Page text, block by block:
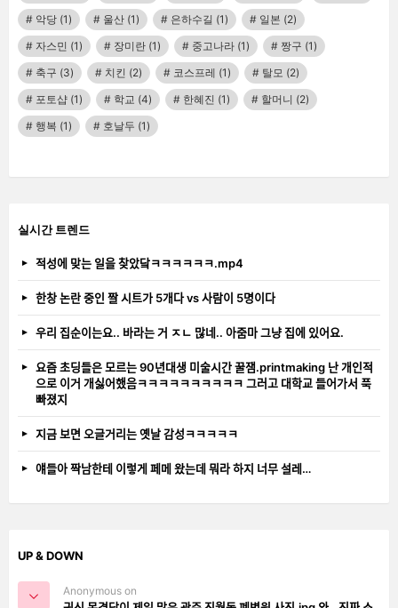
악당 (1) 울산 (1) 은하수길 (1) 일본 (2)
자스민 (1) 장미란 (1) 중고나라 (1) 짱구 (1)
축구 (3) 치킨 (2) 코스프레 (1) 탈모 (2)
포토샵 (1) 학교 (4) 한혜진 (1) 할머니 (2)
행복 (1) 호날두 (1)
실시간 트렌드
적성에 맞는 일을 찾았닼ㅋㅋㅋㅋㅋㅋ.mp4
한창 논란 중인 짤 시트가 5개다 vs 사람이 5명이다
우리 집순이는요.. 바라는 거 ㅈㄴ 많네.. 아줌마 그냥 집에 있어요.
요즘 초딩들은 모르는 90년대생 미술시간 꿀잼.printmaking 난 개인적
으로 이거 개싫어했음ㅋㅋㅋㅋㅋㅋㅋㅋㅋㅋ 그러고 대학교 들어가서 푹
빠졌지
지금 보면 오글거리는 옛날 감성ㅋㅋㅋㅋㅋ
얘들아 짝남한테 이렇게 페메 왔는데 뭐라 하지 너무 설레…
UP & DOWN
Anonymous on